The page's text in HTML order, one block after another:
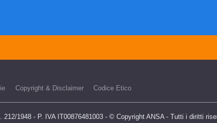
Copyright & Disclaimer Codice Etico
1948 - P. IVA IT00876481003 - © Copyright ANSA - Tutti i diritti